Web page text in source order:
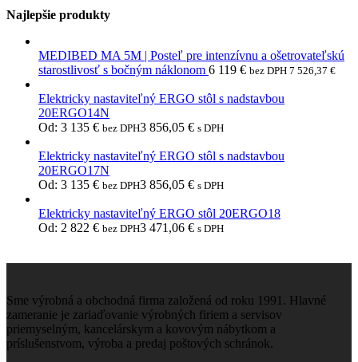
Najlepšie produkty
MEDIBED MA 5M | Posteľ pre intenzívnu a ošetrovateľskú
starostlivosť s bočným náklonom 6 119 € bez DPH 7 526,37 €
Elektricky nastaviteľný ERGO stôl s nadstavbou
20ERGO14N
Od: 3 135 € bez DPH3 856,05 € s DPH
Elektricky nastaviteľný ERGO stôl s nadstavbou
20ERGO17N
Od: 3 135 € bez DPH3 856,05 € s DPH
Elektricky nastaviteľný ERGO stôl 20ERGO18
Od: 2 822 € bez DPH3 471,06 € s DPH
Sme výrobná a obchodná firma založená od roku 1991. Hlavné
zameranie je zariaďovanie výrobných firiem a servisov
priemyselným, kancelárskym a kovovým nábytkom a
príslušenstvom, výroba a predaj poštových schránok.